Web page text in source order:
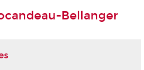
Bellanger